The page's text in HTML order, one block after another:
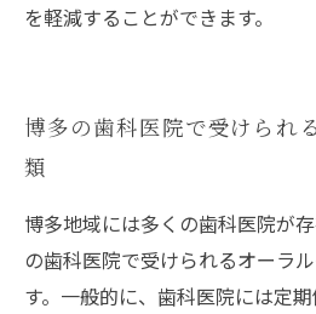
を軽減することができます。
博多の歯科医院で受けられ
類
博多地域には多くの歯科医院が
の歯科医院で受けられるオーラ
す。一般的に、歯科医院には定